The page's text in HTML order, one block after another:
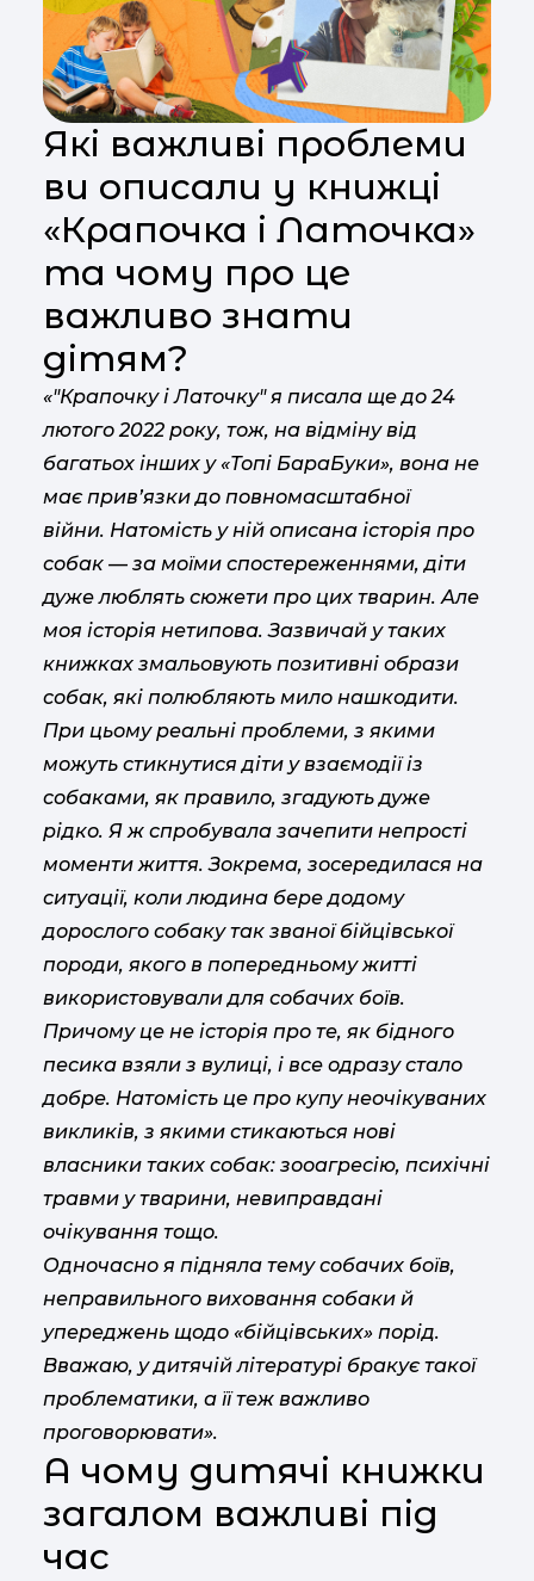
Які важливі проблеми
ви описали у книжці
«Крапочка і Латочка»
та чому про це
важливо знати
дітям?
«"Крапочку і Латочку" я писала ще до 24
лютого 2022 року, тож, на відміну від
багатьох інших у «Топі БараБуки», вона не
має прив’язки до повномасштабної
війни. Натомість у ній описана історія про
собак — за моїми спостереженнями, діти
дуже люблять сюжети про цих тварин. Але
моя історія нетипова. Зазвичай у таких
книжках змальовують позитивні образи
собак, які полюбляють мило нашкодити.
При цьому реальні проблеми, з якими
можуть стикнутися діти у взаємодії із
собаками, як правило, згадують дуже
рідко. Я ж спробувала зачепити непрості
моменти життя. Зокрема, зосередилася на
ситуації, коли людина бере додому
дорослого собаку так званої бійцівської
породи, якого в попередньому житті
використовували для собачих боїв.
Причому це не історія про те, як бідного
песика взяли з вулиці, і все одразу стало
добре. Натомість це про купу неочікуваних
викликів, з якими стикаються нові
власники таких собак: зооагресію, психічні
травми у тварини, невиправдані
очікування тощо.
Одночасно я підняла тему собачих боїв,
неправильного виховання собаки й
упереджень щодо «бійцівських» порід.
Вважаю, у дитячій літературі бракує такої
проблематики, а її теж важливо
проговорювати».
А чому дитячі книжки
загалом важливі під
час